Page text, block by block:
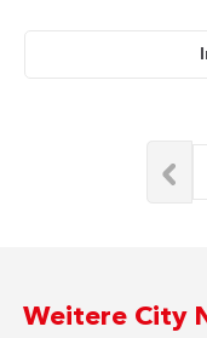
Weitere City